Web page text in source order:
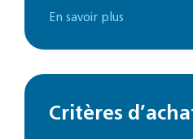
En savoir plus
Critères